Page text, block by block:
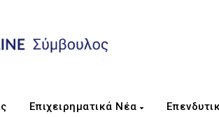
Επιχειρηματικά Νέα